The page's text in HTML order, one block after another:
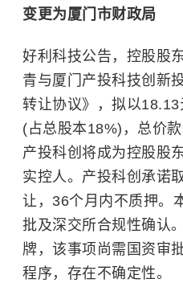
变更为厦门市财政局
好利科技公告，控股股
青与厦门产投科技创新
转让协议》，拟以
(占总股本18%)，总价
产投科创将成为控股股
实控人。产投科创承诺
让，36个月内不质押。
批及深交所合规性确认
牌，该事项尚需国资审
程序，存在不确定性。